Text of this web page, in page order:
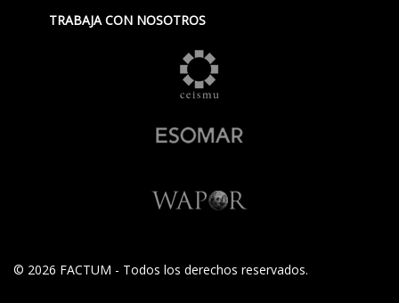
TRABAJA CON NOSOTROS
© 2026 FACTUM - Todos los derechos reservados.